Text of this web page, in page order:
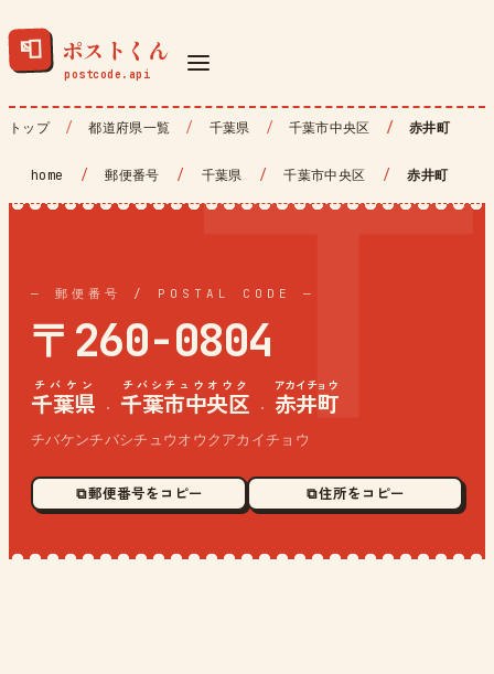
📮 ポストくん
トップ 都道府県一覧 千葉県 千葉市中央区 赤井町
home / 郵便番号 / 千葉県 / 千葉市中央区 / 赤井町
— 郵便番号 / POSTAL CODE —
〒260-0804
千葉県
チバケン
· 千葉市中央区
チバシチュウオウク
· 赤井町
アカイチョウ
チバケンチバシチュウオウクアカイチョウ
⧉ 郵便番号をコピー ⧉ 住所をコピー